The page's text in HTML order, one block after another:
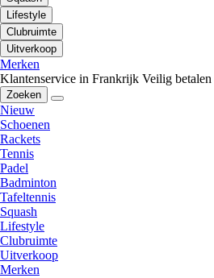
Lifestyle
Clubruimte
Uitverkoop
Merken
Klantenservice in Frankrijk Veilig betalen
Zoeken
Nieuw
Schoenen
Rackets
Tennis
Padel
Badminton
Tafeltennis
Squash
Lifestyle
Clubruimte
Uitverkoop
Merken